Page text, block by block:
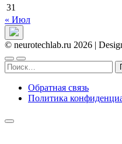
31
« Июл
© neurotechlab.ru 2026 |
Найти:
Обратная связь
Политика